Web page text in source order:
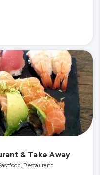
& Take Away
Restaurant